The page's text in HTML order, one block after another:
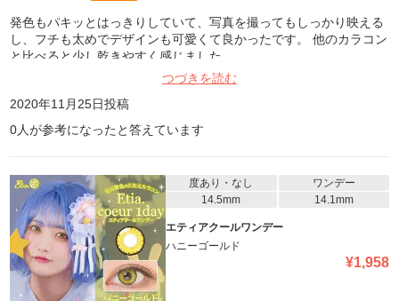
発色もパキッとはっきりしていて、写真を撮ってもしっかり映える
し、フチも太めでデザインも可愛くて良かったです。 他のカラコン
と比べると少し乾きやすく感じました。
つづきを読む
2020年11月25日投稿
0人が参考になったと答えています
度あり・なし
ワンデー
14.5mm
14.1mm
エティアクールワンデー
ハニーゴールド
¥1,958